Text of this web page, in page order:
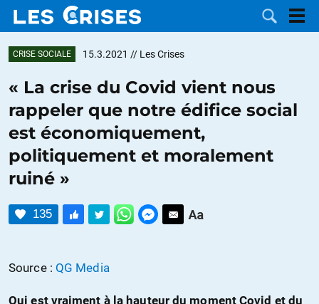
DOSSIERS
CATÉGORIES
CONTACTER
FAIRE UN
DON
CRISE SOCIALE 15.3.2021 // Les Crises
« La crise du Covid vient nous
rappeler que notre édifice social
est économiquement,
politiquement et moralement
ruiné »
135
Source : QG Media
Qui est vraiment à la hauteur du moment Covid et du